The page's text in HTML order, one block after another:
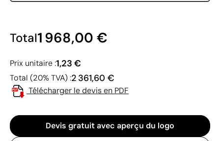
Total1 968,00 €
Prix unitaire :1,23 €
Total (20% TVA) :2 361,60 €
Télécharger le devis en PDF
Devis gratuit avec aperçu du logo